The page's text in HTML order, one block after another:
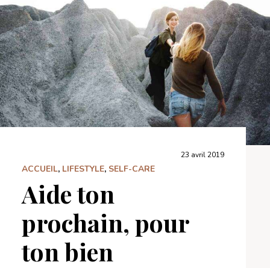
23 avril 2019
ACCUEIL, LIFESTYLE, SELF-CARE
Aide ton
prochain, pour
ton bien